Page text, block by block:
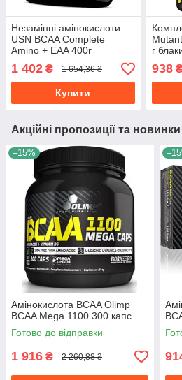
Незамінні амінокислоти
USN BCAA Complete
Amino + EAA 400г
1 402 ₴ 1 654,36 ₴
Купити
г
938
Акційні пропозиції та новинки
–15%
Амінокислота BCAA Olimp
BCAA Mega 1100 300 капс
Готово до відправки
1 916 ₴ 2 260,88 ₴